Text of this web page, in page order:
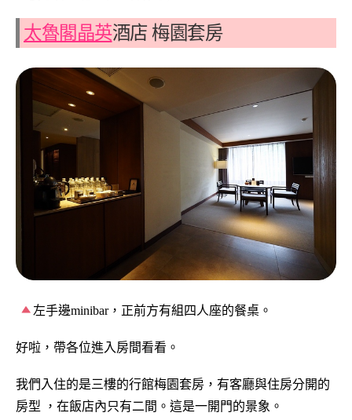
太魯閣晶英酒店 梅園套房
左手邊minibar，正前方有組四人座的餐桌。
好啦，帶各位進入房間看看。
我們入住的是三樓的行館梅園套房，有客廳與住房分開的
房型 ，在飯店內只有二間。這是一開門的景象。